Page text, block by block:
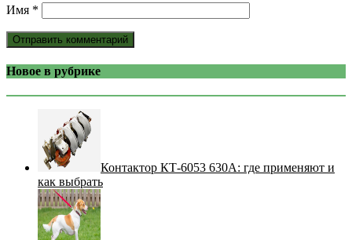
Имя *
Новое в рубрике
Контактор КТ-6053 630А: где применяют и
как выбрать